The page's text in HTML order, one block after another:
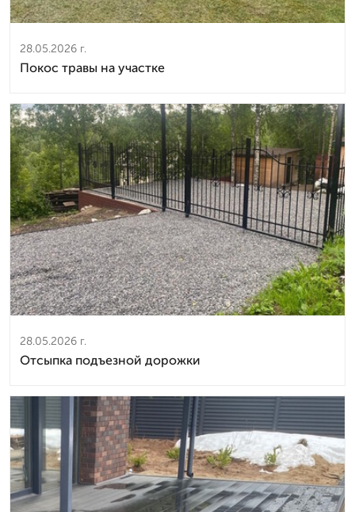
28.05.2026 г.
Покос травы на участке
28.05.2026 г.
Отсыпка подъезной дорожки